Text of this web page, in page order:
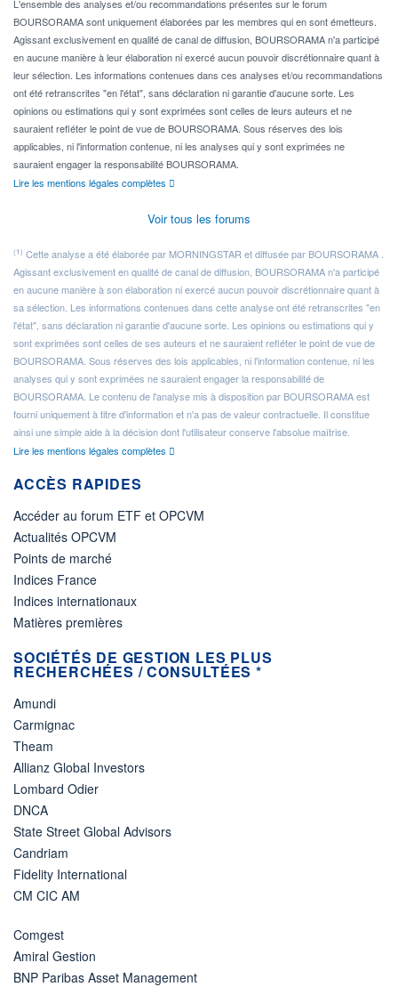
L'ensemble des analyses et/ou recommandations présentes sur le forum
BOURSORAMA sont uniquement élaborées par les membres qui en sont émetteurs.
Agissant exclusivement en qualité de canal de diffusion, BOURSORAMA n'a participé
en aucune manière à leur élaboration ni exercé aucun pouvoir discrétionnaire quant à
leur sélection. Les informations contenues dans ces analyses et/ou recommandations
ont été retranscrites "en l'état", sans déclaration ni garantie d'aucune sorte. Les
opinions ou estimations qui y sont exprimées sont celles de leurs auteurs et ne
sauraient refléter le point de vue de BOURSORAMA. Sous réserves des lois
applicables, ni l'information contenue, ni les analyses qui y sont exprimées ne
sauraient engager la responsabilité BOURSORAMA.
Lire les mentions légales complètes
Voir tous les forums
(1) Cette analyse a été élaborée par MORNINGSTAR et diffusée par BOURSORAMA .
Agissant exclusivement en qualité de canal de diffusion, BOURSORAMA n'a participé
en aucune manière à son élaboration ni exercé aucun pouvoir discrétionnaire quant à
sa sélection. Les informations contenues dans cette analyse ont été retranscrites "en
l'état", sans déclaration ni garantie d'aucune sorte. Les opinions ou estimations qui y
sont exprimées sont celles de ses auteurs et ne sauraient refléter le point de vue de
BOURSORAMA. Sous réserves des lois applicables, ni l'information contenue, ni les
analyses qui y sont exprimées ne sauraient engager la responsabilité de
BOURSORAMA. Le contenu de l'analyse mis à disposition par BOURSORAMA est
fourni uniquement à titre d'information et n'a pas de valeur contractuelle. Il constitue
ainsi une simple aide à la décision dont l'utilisateur conserve l'absolue maîtrise.
Lire les mentions légales complètes
ACCÈS RAPIDES
Accéder au forum ETF et OPCVM
Actualités OPCVM
Points de marché
Indices France
Indices internationaux
Matières premières
SOCIÉTÉS DE GESTION LES PLUS
RECHERCHÉES / CONSULTÉES *
Amundi
Carmignac
Theam
Allianz Global Investors
Lombard Odier
DNCA
State Street Global Advisors
Candriam
Fidelity International
CM CIC AM
Comgest
Amiral Gestion
BNP Paribas Asset Management